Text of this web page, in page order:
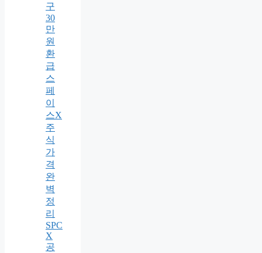
구
30
만
원
환
급
스
페
이
스X
주
식
가
격
완
벽
정
리
SPC
X
공